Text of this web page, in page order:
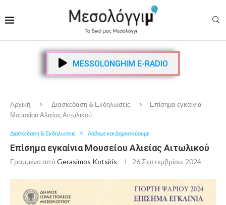
MESSOLONGHIM E-RADIO
Αρχική Διασκεδαση & Εκδηλωσεις
Επίσημα εγκαίνια
Μουσείου Αλιείας Αιτωλικού
Διασκεδαση & Εκδηλωσεις Λάβαμε και Δημοσιεύουμε
Επίσημα εγκαίνια Μουσείου Αλιείας Αιτωλικού
Γραμμένο από Gerasimos Kotsiris 26 Σεπτεμβρίου, 2024